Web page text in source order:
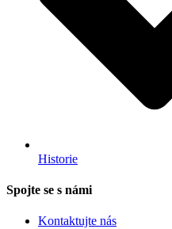
Historie
Spojte se s námi
Kontaktujte nás